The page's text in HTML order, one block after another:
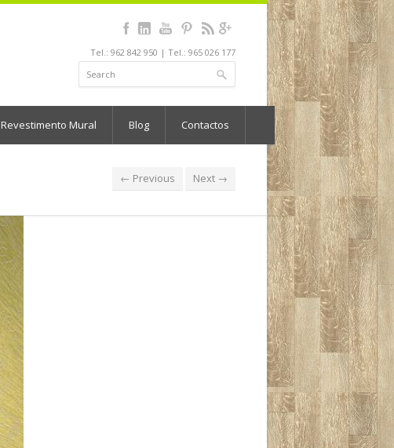
Tel.: 962 842 950 | Tel.: 965 026 177
Revestimento Mural Blog Contactos
← Previous Next →